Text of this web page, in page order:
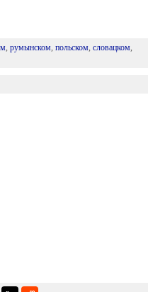
, румынском, польском, словацком,